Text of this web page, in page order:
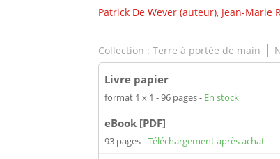
Patrick De Wever (auteur), Jean-Marie
Collection : Terre à portée de main
Livre papier
format 1 x 1 96 pages En stock
eBook [PDF]
93 pages Téléchargement après achat